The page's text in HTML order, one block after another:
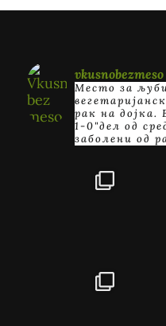
vkusnobezmeso
Место за
рак на дојка.
1-0"дел од
заболени од